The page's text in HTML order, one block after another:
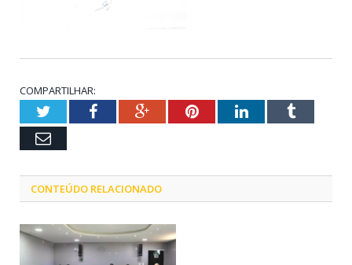
COMPARTILHAR:
TwitterFacebookGoogle+PinterestLinkedInTumblr
Email
CONTEÚDO RELACIONADO